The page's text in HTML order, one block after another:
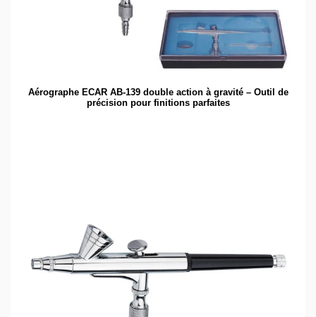
Aérographe ECAR AB-139 double action à gravité – Outil de
précision pour finitions parfaites